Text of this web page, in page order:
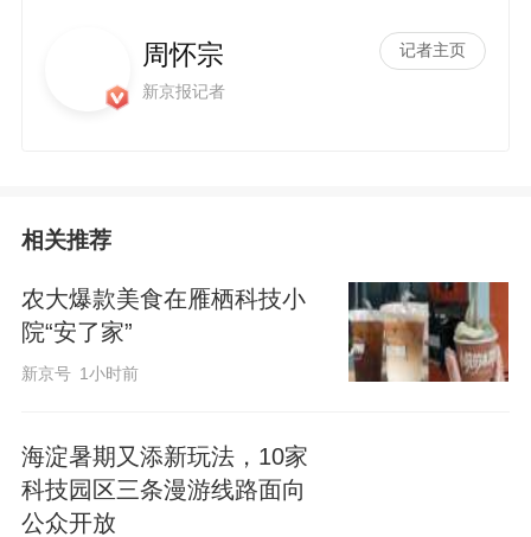
周怀宗
新京报记者
记者主页
相关推荐
农大爆款美食在雁栖科技小
院“安了家”
新京号 1小时前
海淀暑期又添新玩法，10家
科技园区三条漫游线路面向
公众开放